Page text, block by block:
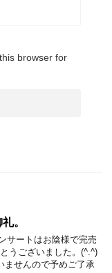
browser for
。
サートはお陰様で完売
うございました。(^.^)
ませんので予めご了承